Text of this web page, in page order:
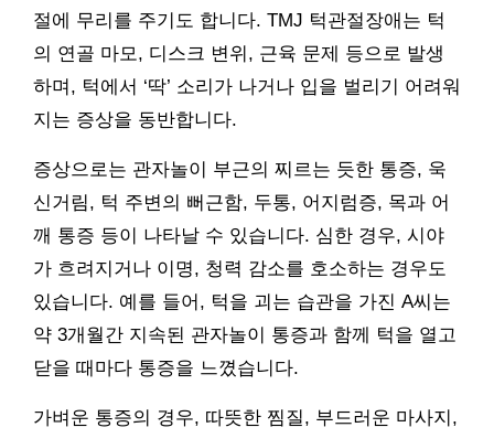
절에 무리를 주기도 합니다. TMJ 턱관절장애는 턱
의 연골 마모, 디스크 변위, 근육 문제 등으로 발생
하며, 턱에서 ‘딱’ 소리가 나거나 입을 벌리기 어려워
지는 증상을 동반합니다.
증상으로는 관자놀이 부근의 찌르는 듯한 통증, 욱
신거림, 턱 주변의 뻐근함, 두통, 어지럼증, 목과 어
깨 통증 등이 나타날 수 있습니다. 심한 경우, 시야
가 흐려지거나 이명, 청력 감소를 호소하는 경우도
있습니다. 예를 들어, 턱을 괴는 습관을 가진 A씨는
약 3개월간 지속된 관자놀이 통증과 함께 턱을 열고
닫을 때마다 통증을 느꼈습니다.
가벼운 통증의 경우, 따뜻한 찜질, 부드러운 마사지,